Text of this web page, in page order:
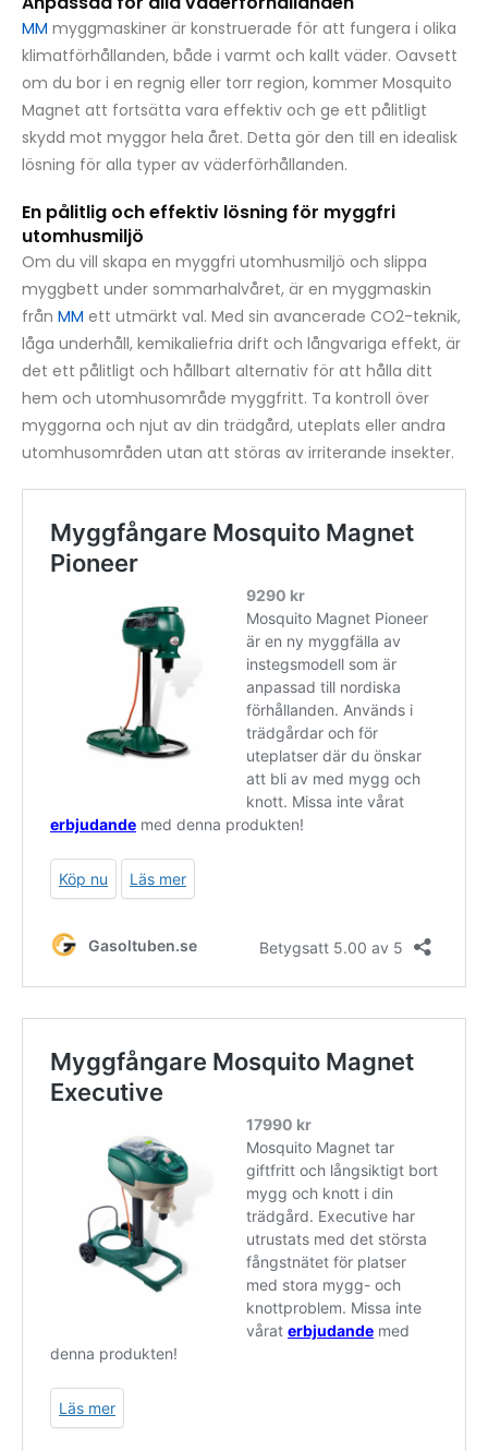
MM myggmaskiner är konstruerade för att fungera i olika
klimatförhållanden, både i varmt och kallt väder. Oavsett
om du bor i en regnig eller torr region, kommer Mosquito
Magnet att fortsätta vara effektiv och ge ett pålitligt
skydd mot myggor hela året. Detta gör den till en idealisk
lösning för alla typer av väderförhållanden.
En pålitlig och effektiv lösning för myggfri
utomhusmiljö
Om du vill skapa en myggfri utomhusmiljö och slippa
myggbett under sommarhalvåret, är en myggmaskin
från MM ett utmärkt val. Med sin avancerade CO2-teknik,
låga underhåll, kemikaliefria drift och långvariga effekt, är
det ett pålitligt och hållbart alternativ för att hålla ditt
hem och utomhusområde myggfritt. Ta kontroll över
myggorna och njut av din trädgård, uteplats eller andra
utomhusområden utan att störas av irriterande insekter.